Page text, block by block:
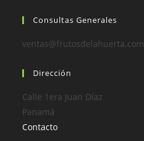
Consultas Generales
ventas@frutosdelahuerta.com
Dirección
Calle 1era Juan Díaz
Panamá
Contacto